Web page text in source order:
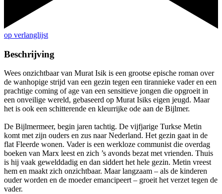
op verlanglijst
Beschrijving
Wees onzichtbaar van Murat Isik is een grootse epische roman over
de wanhopige strijd van een gezin tegen een tirannieke vader en een
prachtige coming of age van een sensitieve jongen die opgroeit in
een onveilige wereld, gebaseerd op Murat Isiks eigen jeugd. Maar
het is ook een schitterende en kleurrijke ode aan de Bijlmer.
De Bijlmermeer, begin jaren tachtig. De vijfjarige Turkse Metin
komt met zijn ouders en zus naar Nederland. Het gezin gaat in de
flat Fleerde wonen. Vader is een werkloze communist die overdag
boeken van Marx leest en zich ’s avonds bezat met vrienden. Thuis
is hij vaak gewelddadig en dan siddert het hele gezin. Metin vreest
hem en maakt zich onzichtbaar. Maar langzaam – als de kinderen
ouder worden en de moeder emancipeert – groeit het verzet tegen de
vader.